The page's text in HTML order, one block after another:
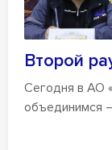
Второй
Сегодня в АО
объединимся